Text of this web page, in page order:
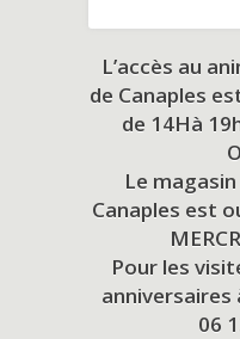
L’accès au
de Canaples
de 14Hà
Le
Canaples est
Pour les
anniversaires
06